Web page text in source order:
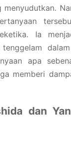
Ia
apa
memberi
dan